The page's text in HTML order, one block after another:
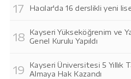
Hacılar'da 16 derslikli yeni
Kayseri Yükseköğrenim ve
Genel Kurulu Yapıldı
Kayseri Üniversitesi 5 Yıllık
Almaya Hak Kazandı